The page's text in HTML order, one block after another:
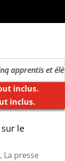
apprentis et
inclus.
inclus.
le
, La presse